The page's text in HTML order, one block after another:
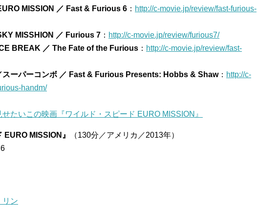
MISSION ／ Fast & Furious 6 ： http://c-movie.jp/review/fast-furious-
MISSHION ／ Furious 7 ： http://c-movie.jp/review/furious7/
BREAK ／ The Fate of the Furious ： http://c-movie.jp/review/fast-
スーパーコンボ ／ Fast & Furious Presents: Hobbs & Shaw： http://c-
handm/
たいこの映画『ワイルド・スピード EURO MISSION』
EURO MISSION』
（130分／アメリカ／2013年）
リン